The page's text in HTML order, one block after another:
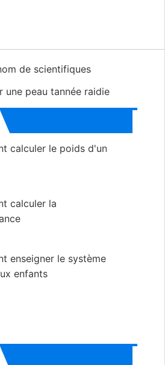
de scientifiques
une peau tannée raidie
calculer le poids d'un
calculer la
enseigner le système
enfants